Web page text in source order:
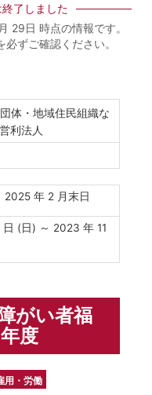
了しました
29日 時点の情報です。
必ずご確認ください。
体・地域住民組織な
利法人
年 2 月末日
(日) ～ 2023 年 11
がい者福
度
用・労働